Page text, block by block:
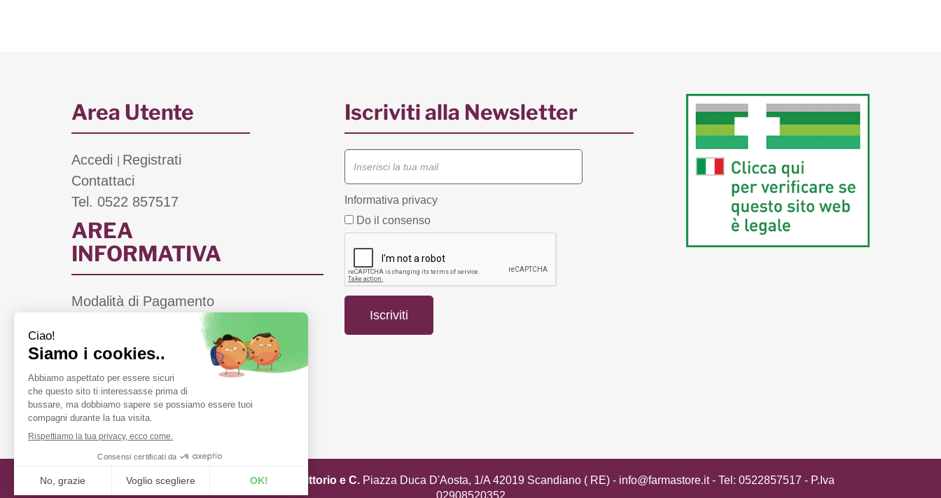
Area Utente
Accedi
Registrati
Contattaci
Tel. 0522 857517
AREA
INFORMATIVA
Modalità di Pagamento
Cookie Policy
Condizioni di Vendita
Farmacie di Turno a Scandiano (RE)
Iscriviti alla Newsletter
Informativa privacy
Do il consenso
Farmacia Fiorentini snc di Bergonzi Vittorio e C. Piazza Duca D'Aosta, 1/A 42019 Scandiano ( RE) - info@farmastore.it- Tel: 0522857517 - P.Iva
02908520352